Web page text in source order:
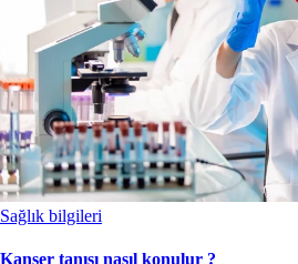
Sağlık bilgileri
Kanser tanısı nasıl konulur ?